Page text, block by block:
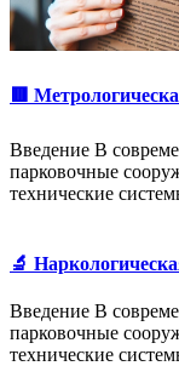
🟥
Введение В
парковочные
технические
🔬
Введение В
парковочные
технические